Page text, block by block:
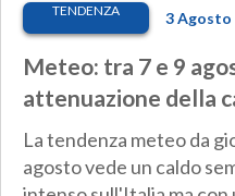
TENDENZA 3 Agosto
Meteo: tra 7 e 9
attenuazione della
Nord rischio
La tendenza meteo da
agosto vede un caldo